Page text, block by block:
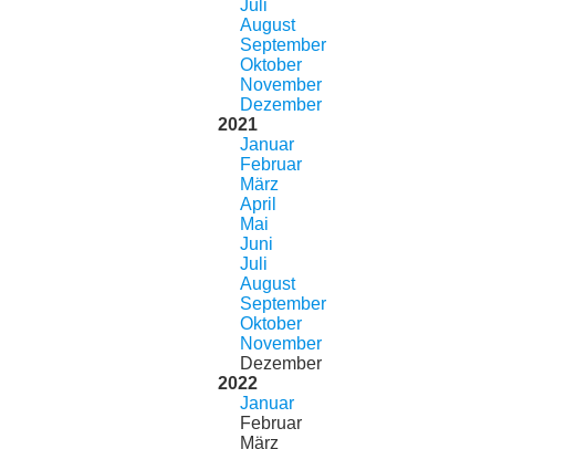
Juli
August
September
Oktober
November
Dezember
2021
Januar
Februar
März
April
Mai
Juni
Juli
August
September
Oktober
November
Dezember
2022
Januar
Februar
März